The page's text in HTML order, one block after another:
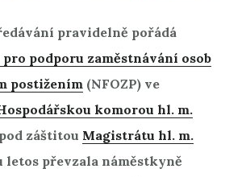
pravidelně pořádá
podporu zaměstnávání osob
postižením (NFOZP) ve
komorou hl. m.
záštitou Magistrátu hl. m.
letos převzala náměstkyně